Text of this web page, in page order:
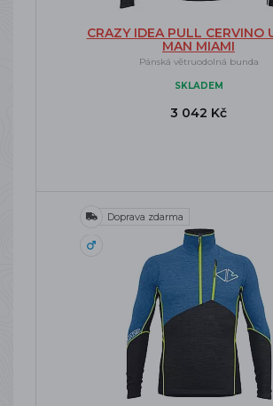
CRAZY IDEA PULL CERVINO
MAN MIAMI
Pánská větruodolná bunda
SKLADEM
3 042 Kč
Doprava zdarma